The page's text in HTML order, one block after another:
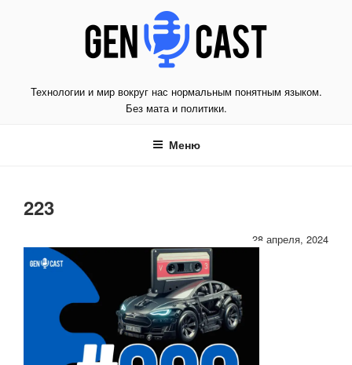
Технологии и мир вокруг нас нормальным понятным языком.
Без мата и политики.
Меню
223
28 апреля, 2024